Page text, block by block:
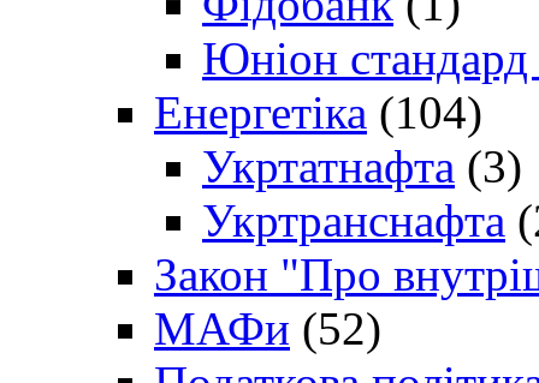
Юніон стандард
Енергетіка (104)
Укртатнафта (3)
Укртранснафта
Закон "Про
МАФи (52)